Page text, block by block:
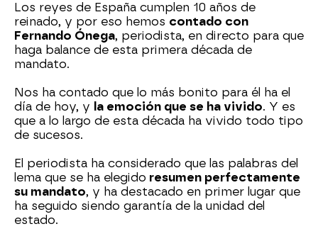
Los reyes de España cumplen 10 años de
reinado, y por eso hemos contado con
Fernando Ónega, periodista, en directo para que
haga balance de esta primera década de
mandato.
Nos ha contado que lo más bonito para él ha el
día de hoy, y la emoción que se ha vivido. Y es
que a lo largo de esta década ha vivido todo tipo
de sucesos.
El periodista ha considerado que las palabras del
lema que se ha elegido resumen perfectamente
su mandato, y ha destacado en primer lugar que
ha seguido siendo garantía de la unidad del
estado.